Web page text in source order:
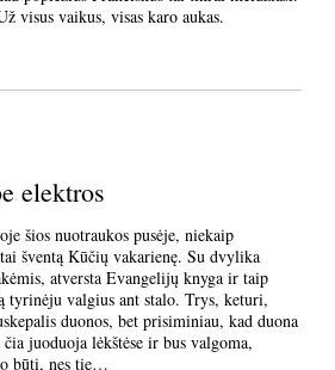
visus vaikus, visas karo aukas.
elektros
šios nuotraukos pusėje, niekaip
šventą Kūčių vakarienę. Su dvylika
atversta Evangelijų knyga ir taip
tyrinėju valgius ant stalo. Trys, keturi,
duonos, bet prisiminiau, kad duona
juoduoja lėkštėse ir bus valgoma,
būti, nes tie…